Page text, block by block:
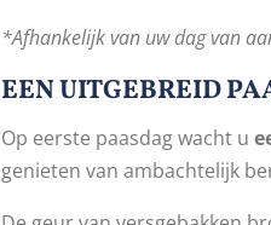
*Afhankelijk van uw dag van
EEN UITGEBREID
Op eerste paasdag wacht u
genieten van ambachtelijk